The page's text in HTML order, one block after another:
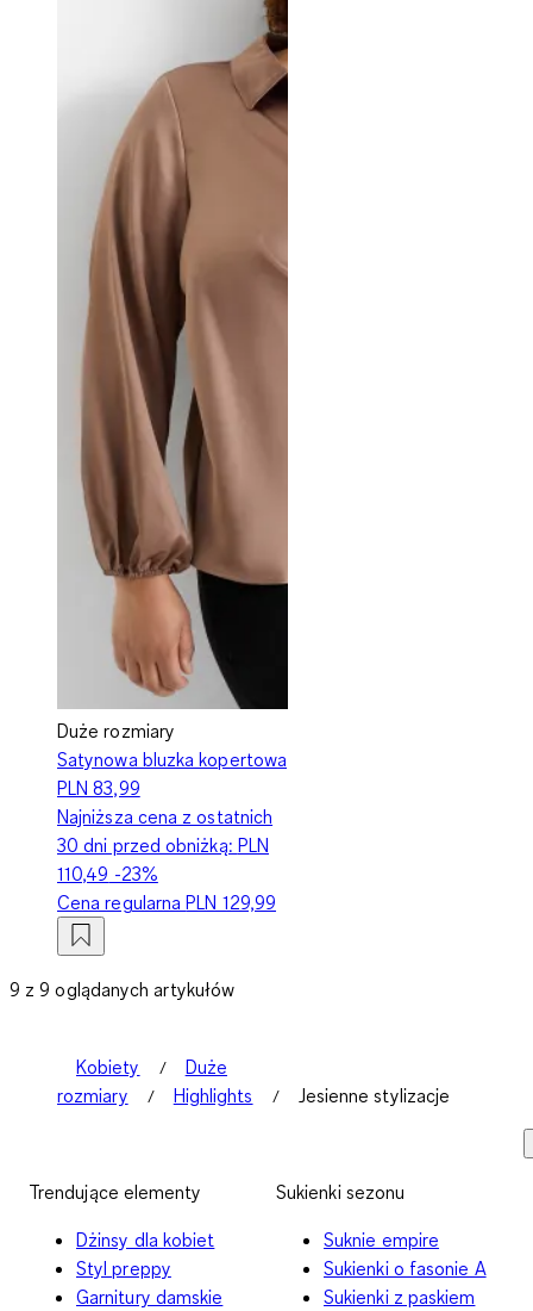
Duże rozmiary
Satynowa bluzka kopertowa
PLN 83,99
Najniższa cena z ostatnich
30 dni przed obniżką: PLN
110,49 -23%
Cena regularnaPLN 129,99
9 z 9 oglądanych artykułów
Kobiety
Duże
rozmiary
Highlights Jesienne stylizacje
Trendujące elementy
Dżinsy dla kobiet
Styl preppy
Garnitury damskie
Sukienki sezonu
Suknie empire
Sukienki o fasonie A
Sukienki z paskiem